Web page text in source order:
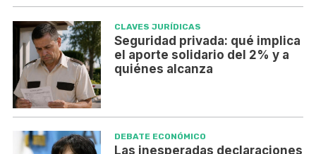
CLAVES JURÍDICAS
Seguridad privada: qué implica
el aporte solidario del 2% y a
quiénes alcanza
DEBATE ECONÓMICO
Las inesperadas declaraciones